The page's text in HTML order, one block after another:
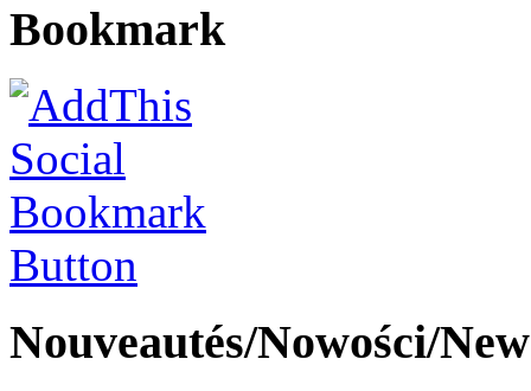
Bookmark
Nouveautés/Nowości/